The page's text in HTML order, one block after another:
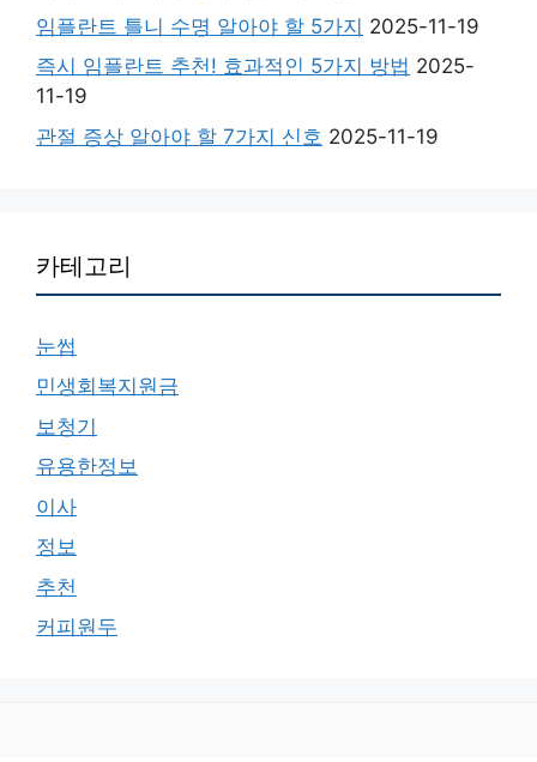
임플란트 틀니 수명 알아야 할 5가지 2025-11-19
즉시 임플란트 추천! 효과적인 5가지 방법 2025-
11-19
관절 증상 알아야 할 7가지 신호 2025-11-19
카테고리
눈썹
민생회복지원금
보청기
유용한정보
이사
정보
추천
커피원두